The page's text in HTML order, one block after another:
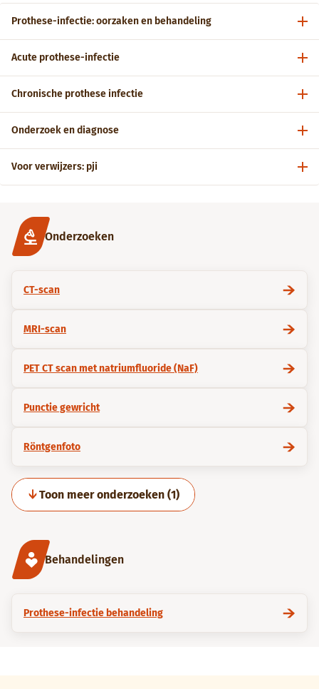
Prothese-infectie: oorzaken en behandeling
Acute prothese-infectie
Chronische prothese infectie
Onderzoek en diagnose
Voor verwijzers: pji
Onderzoeken
CT-scan
MRI-scan
PET CT scan met natriumfluoride (NaF)
Punctie gewricht
Röntgenfoto
Toon meer onderzoeken (1)
Behandelingen
Prothese-infectie behandeling